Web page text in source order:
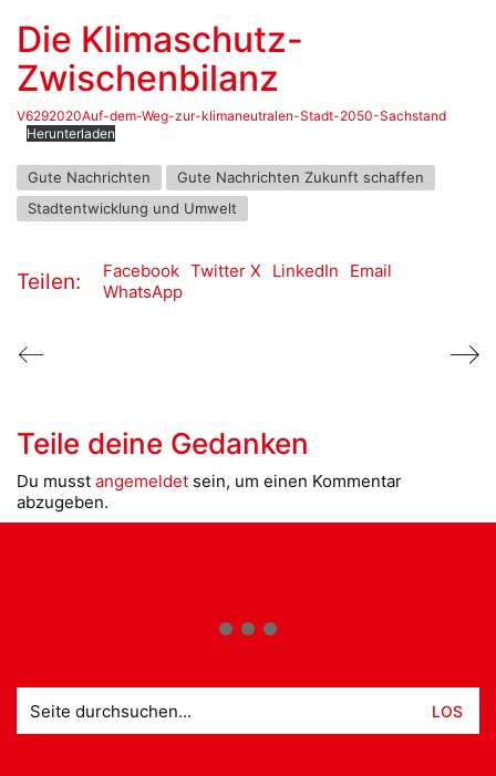
Die Klimaschutz-
Zwischenbilanz
V6292020Auf-dem-Weg-zur-klimaneutralen-Stadt-2050-Sachstand
Herunterladen
Gute Nachrichten
Gute Nachrichten Zukunft schaffen
Stadtentwicklung und Umwelt
Teilen: Facebook Twitter X LinkedIn
Email
WhatsApp
Teile deine Gedanken
Du musst angemeldet sein, um einen Kommentar
abzugeben.
nach: